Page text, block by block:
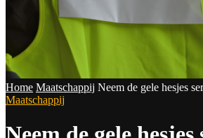
Home Maatschappij Neem de gele hesjes
Maatschappij